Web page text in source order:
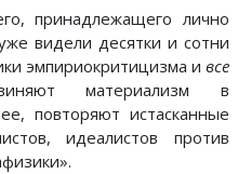
принадлежащего лично
видели десятки и сотни
эмпириокритицизма ивсе
материализм в
повторяют истасканные
идеалистов против